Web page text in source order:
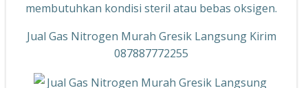
membutuhkan kondisi steril atau bebas oksigen.
Jual Gas Nitrogen Murah Gresik Langsung Kirim
087887772255